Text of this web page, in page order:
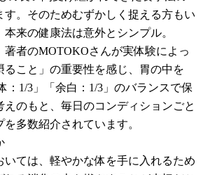
す。そのためむずかしく捉える方もい
来の健康法は意外とシンプル。
著者のMOTOKOさんが実体験によっ
ること」の重要性を感じ、胃の中を
：1/3」「余白：1/3」のバランスで保
のもと、毎日のコンディションごと
多数紹介されています。
いては、軽やかな体を手に入れるため